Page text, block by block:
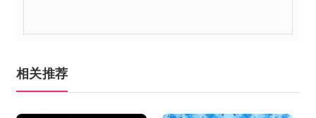
相关推荐